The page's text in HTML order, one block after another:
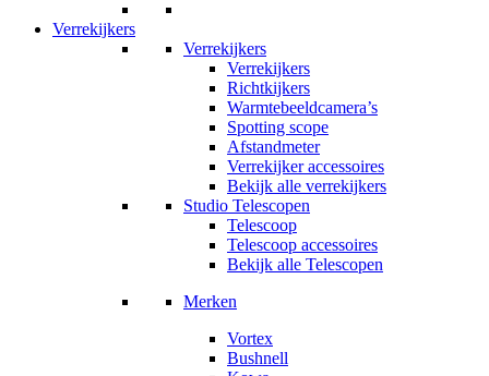
Verrekijkers
Verrekijkers
Verrekijkers
Richtkijkers
Warmtebeeldcamera’s
Spotting scope
Afstandmeter
Verrekijker accessoires
Bekijk alle verrekijkers
Studio Telescopen
Telescoop
Telescoop accessoires
Bekijk alle Telescopen
Merken
Vortex
Bushnell